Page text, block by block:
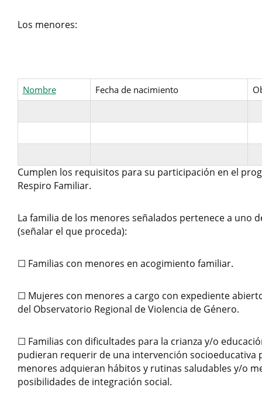
Los menores:
Nombre Fecha de nacimiento
Cumplen los requisitos para su participación en el
Respiro Familiar.
La familia de los menores señalados pertenece a uno
(señalar el que proceda):
☐ Familias con menores en acogimiento familiar.
☐ Mujeres con menores a cargo con expediente
del Observatorio Regional de Violencia de Género.
☐ Familias con dificultades para la crianza y/o
pudieran requerir de una intervención socioeducativa
menores adquieran hábitos y rutinas saludables y/o
posibilidades de integración social.